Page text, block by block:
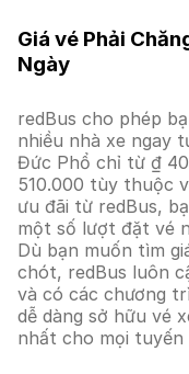
Giá vé Phải
Ngày
redBus cho phép
nhiều nhà xe ngay
Đức Phổ chỉ từ ₫
510.000 tùy thuộc
ưu đãi từ redBus,
một số lượt đặt vé
Dù bạn muốn tìm
chót, redBus luôn
và có các chương
dễ dàng sở hữu vé
nhất cho mọi tuyến